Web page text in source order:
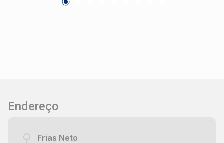
distribuídos e com excelente aproveitamento dos
Vila Sônia, em Piracicaba - Fácil acesso às
principais avenidas da cidade - Bairro Vila Sônia
Próximo a supermercados, escolas e
Endereço
Frias Neto